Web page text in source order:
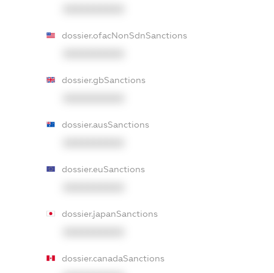
dossier.ofacNonSdnSanctions
dossier.gbSanctions
dossier.ausSanctions
dossier.euSanctions
dossier.japanSanctions
dossier.canadaSanctions